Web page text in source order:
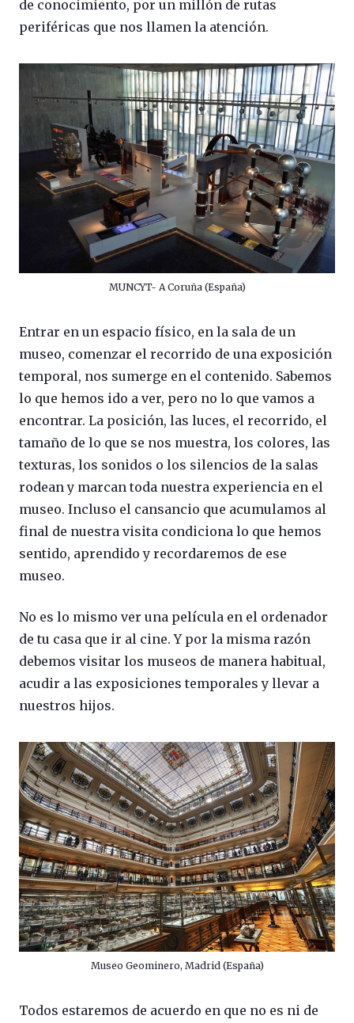
de conocimiento, por un millón de rutas
periféricas que nos llamen la atención.
MUNCYT- A Coruña (España)
Entrar en un espacio físico, en la sala de un
museo, comenzar el recorrido de una exposición
temporal, nos sumerge en el contenido. Sabemos
lo que hemos ido a ver, pero no lo que vamos a
encontrar. La posición, las luces, el recorrido, el
tamaño de lo que se nos muestra, los colores, las
texturas, los sonidos o los silencios de la salas
rodean y marcan toda nuestra experiencia en el
museo. Incluso el cansancio que acumulamos al
final de nuestra visita condiciona lo que hemos
sentido, aprendido y recordaremos de ese
museo.
No es lo mismo ver una película en el ordenador
de tu casa que ir al cine. Y por la misma razón
debemos visitar los museos de manera habitual,
acudir a las exposiciones temporales y llevar a
nuestros hijos.
Museo Geominero, Madrid (España)
Todos estaremos de acuerdo en que no es ni de